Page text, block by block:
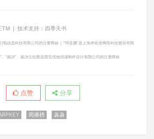
TM | 技术支持：四季天书
电信息科技有限公司的注册商标 | “琪亚娜”是上海米哈游网络科技股份有限
“嫣汐”、嫣汐立绘图是西安优他动漫制作设计有限公司的注册商标
点赞 分享
周播榜 袅袅